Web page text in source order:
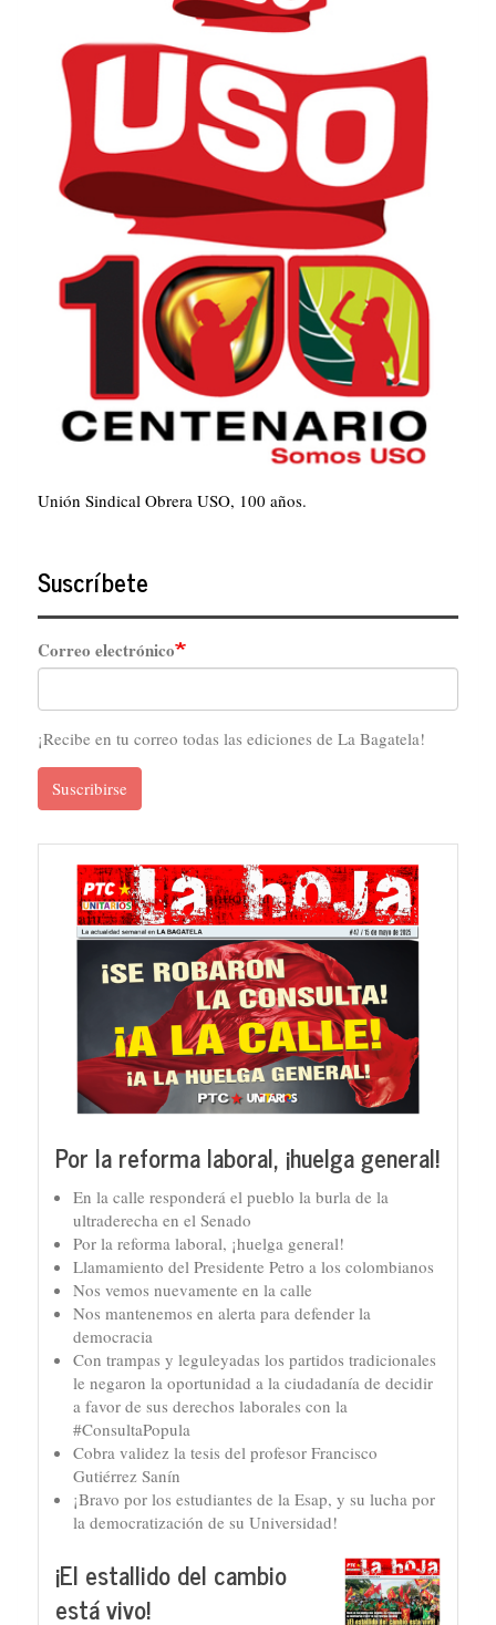
Unión Sindical Obrera USO, 100 años.
Suscríbete
Correo electrónico
¡Recibe en tu correo todas las ediciones de La Bagatela!
Suscribirse
Por la reforma laboral, ¡huelga general!
En la calle responderá el pueblo la burla de la
ultraderecha en el Senado
Por la reforma laboral, ¡huelga general!
Llamamiento del Presidente Petro a los colombianos
Nos vemos nuevamente en la calle
Nos mantenemos en alerta para defender la
democracia
Con trampas y leguleyadas los partidos tradicionales
le negaron la oportunidad a la ciudadanía de decidir
a favor de sus derechos laborales con la
#ConsultaPopula
Cobra validez la tesis del profesor Francisco
Gutiérrez Sanín
¡Bravo por los estudiantes de la Esap, y su lucha por
la democratización de su Universidad!
¡El estallido del cambio
está vivo!